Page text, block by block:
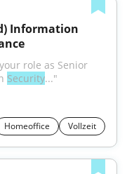
role as Senior
Security..."
Homeoffice Vollzeit